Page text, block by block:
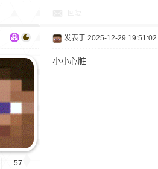
57
发表于 2025-12-29 19:51:02
小小心脏